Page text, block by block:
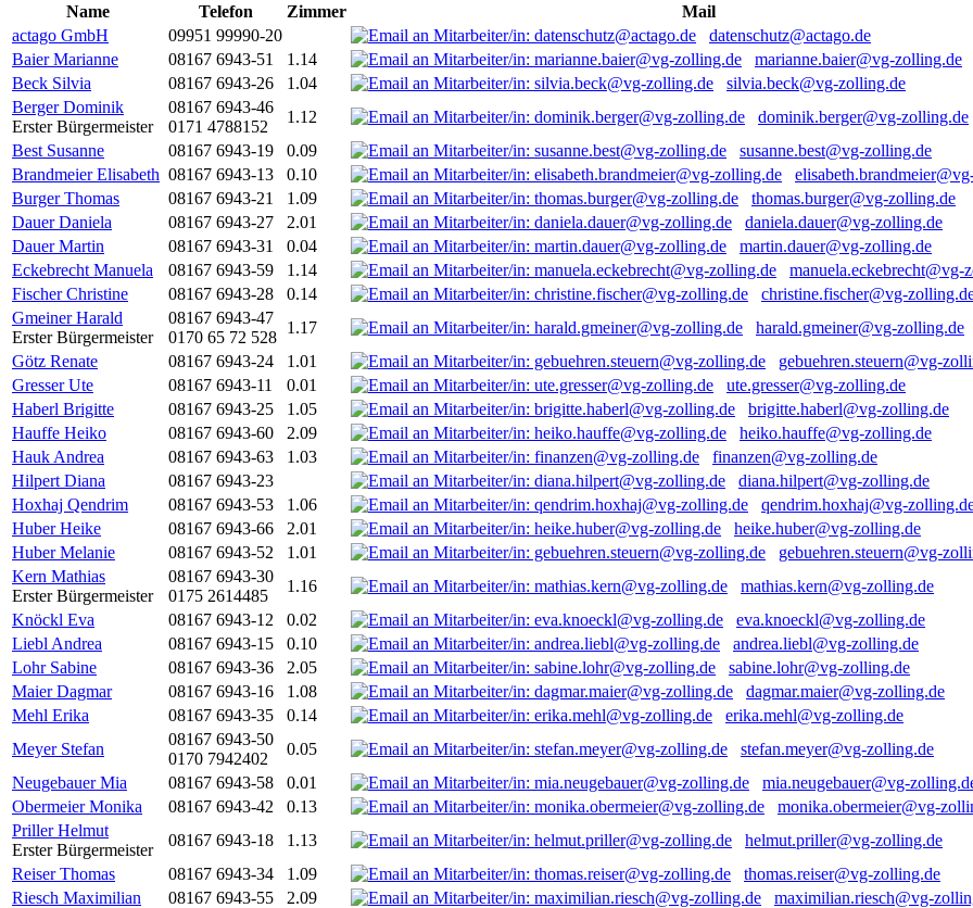
Name
Telefon Zimmer
Mail
actago GmbH
09951 99990-20
datenschutz@actago.de
Baier Marianne
08167 6943-51 1.14
marianne.baier@vg-zolling.de
Beck Silvia
08167 6943-26 1.04
silvia.beck@vg-zolling.de
Berger Dominik
Erster Bürgermeister
08167 6943-46
0171 4788152
1.12
dominik.berger@vg-zolling.de
Best Susanne
08167 6943-19 0.09
susanne.best@vg-zolling.de
Brandmeier Elisabeth 08167 6943-13 0.10
Burger Thomas
08167 6943-21 1.09
thomas.burger@vg-zolling.de
Dauer Daniela
08167 6943-27 2.01
daniela.dauer@vg-zolling.de
Dauer Martin
08167 6943-31 0.04
martin.dauer@vg-zolling.de
Eckebrecht Manuela
08167 6943-59 1.14
manuela.eckebrecht@vg-
Fischer Christine
08167 6943-28 0.14
christine.fischer@vg-
Gmeiner Harald
Erster Bürgermeister
08167 6943-47
0170 65 72 528
1.17
harald.gmeiner@vg-zolling.de
Götz Renate
08167 6943-24 1.01
gebuehren.steuern@vg-
Gresser Ute
08167 6943-11 0.01
ute.gresser@vg-zolling.de
Haberl Brigitte
08167 6943-25 1.05
brigitte.haberl@vg-zolling.de
Hauffe Heiko
08167 6943-60 2.09
heiko.hauffe@vg-zolling.de
Hauk Andrea
08167 6943-63 1.03
finanzen@vg-zolling.de
Hilpert Diana
08167 6943-23
diana.hilpert@vg-zolling.de
Hoxhaj Qendrim
08167 6943-53 1.06
qendrim.hoxhaj@vg-
Huber Heike
08167 6943-66 2.01
heike.huber@vg-zolling.de
Huber Melanie
08167 6943-52 1.01
gebuehren.steuern@vg-
Kern Mathias
Erster Bürgermeister
08167 6943-30
0175 2614485
1.16
mathias.kern@vg-zolling.de
Knöckl Eva
08167 6943-12 0.02
eva.knoeckl@vg-zolling.de
Liebl Andrea
08167 6943-15 0.10
andrea.liebl@vg-zolling.de
Lohr Sabine
08167 6943-36 2.05
sabine.lohr@vg-zolling.de
Maier Dagmar
08167 6943-16 1.08
dagmar.maier@vg-zolling.de
Mehl Erika
08167 6943-35 0.14
erika.mehl@vg-zolling.de
Meyer Stefan
08167 6943-50
0170 7942402
0.05
stefan.meyer@vg-zolling.de
Neugebauer Mia
08167 6943-58 0.01
mia.neugebauer@vg-
Obermeier Monika
08167 6943-42 0.13
monika.obermeier@vg-
Priller Helmut
Erster Bürgermeister
08167 6943-18 1.13
helmut.priller@vg-zolling.de
Reiser Thomas
08167 6943-34 1.09
thomas.reiser@vg-zolling.de
Riesch Maximilian
08167 6943-55 2.09
maximilian.riesch@vg-